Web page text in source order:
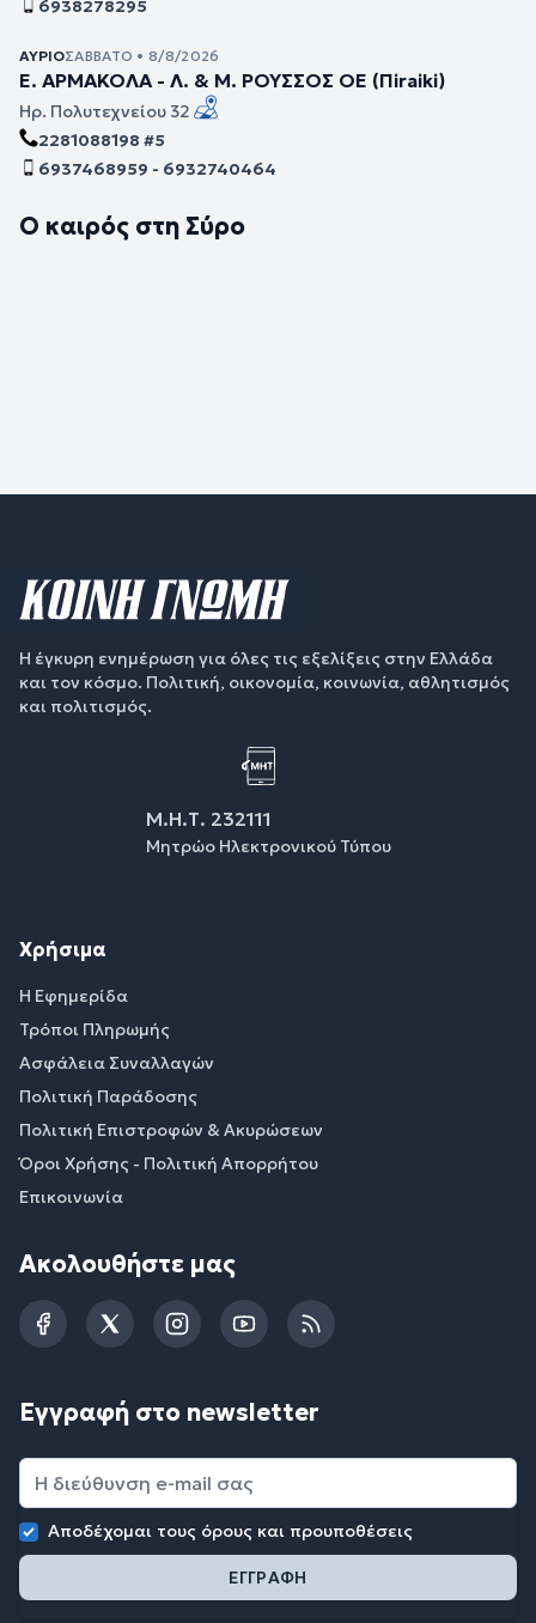
6938278295
ΑΎΡΙΟΣΆΒΒΑΤΟ • 8/8/2026
Ε. ΑΡΜΑΚΟΛΑ - Λ. & Μ. ΡΟΥΣΣΟΣ ΟΕ (Πiraiki)
Ηρ. Πολυτεχνείου 32
2281088198 #5
6937468959 - 6932740464
Ο καιρός στη Σύρο
Η έγκυρη ενημέρωση για όλες τις εξελίξεις στην Ελλάδα
και τον κόσμο. Πολιτική, οικονομία, κοινωνία, αθλητισμός
και πολιτισμός.
Μ.Η.Τ. 232111
Μητρώο Ηλεκτρονικού Τύπου
Χρήσιμα
Η Εφημερίδα
Τρόποι Πληρωμής
Ασφάλεια Συναλλαγών
Πολιτική Παράδοσης
Πολιτική Επιστροφών & Ακυρώσεων
Όροι Χρήσης - Πολιτική Απορρήτου
Επικοινωνία
Ακολουθήστε μας
FacebookTwitterInstagramYouTubeRSS
Εγγραφή στο newsletter
Αποδέχομαι τους όρους και προυποθέσεις